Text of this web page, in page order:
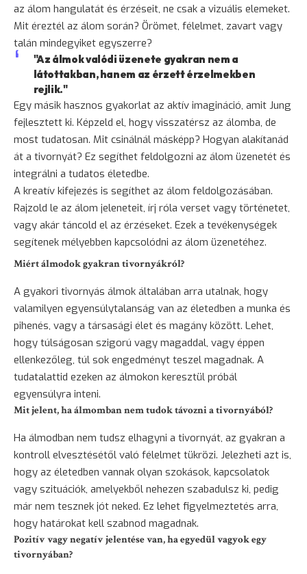
az álom hangulatát és érzéseit, ne csak a vizuális elemeket.
Mit éreztél az álom során? Örömet, félelmet, zavart vagy
talán mindegyiket egyszerre?
"Az álmok valódi üzenete gyakran nem a
látottakban, hanem az érzett érzelmekben
rejlik."
Egy másik hasznos gyakorlat az aktív imagináció, amit Jung
fejlesztett ki. Képzeld el, hogy visszatérsz az álomba, de
most tudatosan. Mit csinálnál másképp? Hogyan alakítanád
át a tivornyát? Ez segíthet feldolgozni az álom üzenetét és
integrálni a tudatos életedbe.
A kreatív kifejezés is segíthet az álom feldolgozásában.
Rajzold le az álom jeleneteit, írj róla verset vagy történetet,
vagy akár táncold el az érzéseket. Ezek a tevékenységek
segítenek mélyebben kapcsolódni az álom üzenetéhez.
Miért álmodok gyakran tivornyákról?
A gyakori tivornyás álmok általában arra utalnak, hogy
valamilyen egyensúlytalanság van az életedben a munka és
pihenés, vagy a társasági élet és magány között. Lehet,
hogy túlságosan szigorú vagy magaddal, vagy éppen
ellenkezőleg, túl sok engedményt teszel magadnak. A
tudatalattid ezeken az álmokon keresztül próbál
egyensúlyra inteni.
Mit jelent, ha álmomban nem tudok távozni a tivornyából?
Ha álmodban nem tudsz elhagyni a tivornyát, az gyakran a
kontroll elvesztésétől való félelmet tükrözi. Jelezheti azt is,
hogy az életedben vannak olyan szokások, kapcsolatok
vagy szituációk, amelyekből nehezen szabadulsz ki, pedig
már nem tesznek jót neked. Ez lehet figyelmeztetés arra,
hogy határokat kell szabnod magadnak.
Pozitív vagy negatív jelentése van, ha egyedül vagyok egy
tivornyában?